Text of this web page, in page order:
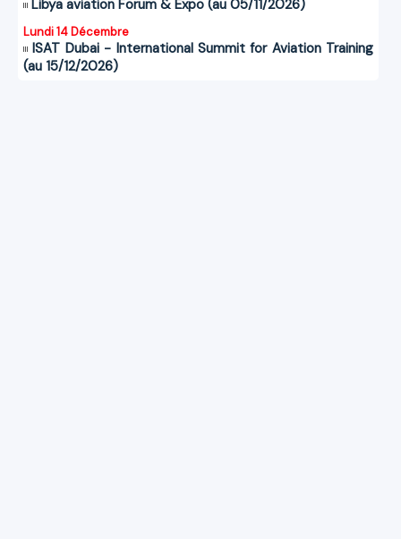
Libya aviation Forum & Expo (au 05/11/2026)
Lundi 14 Décembre
ISAT Dubai - International Summit for Aviation Training
(au 15/12/2026)